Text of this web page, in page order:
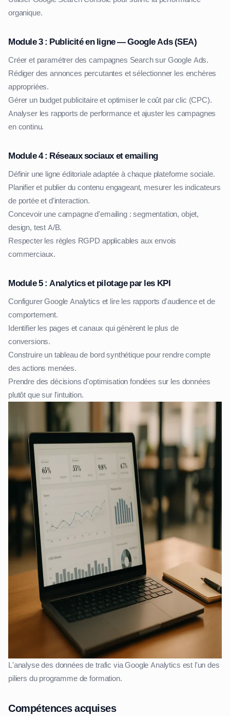
organique.
Module 3 : Publicité en ligne — Google Ads (SEA)
Créer et paramétrer des campagnes Search sur Google Ads.
Rédiger des annonces percutantes et sélectionner les enchères
appropriées.
Gérer un budget publicitaire et optimiser le coût par clic (CPC).
Analyser les rapports de performance et ajuster les campagnes
en continu.
Module 4 : Réseaux sociaux et emailing
Définir une ligne éditoriale adaptée à chaque plateforme sociale.
Planifier et publier du contenu engageant, mesurer les indicateurs
de portée et d'interaction.
Concevoir une campagne d'emailing : segmentation, objet,
design, test A/B.
Respecter les règles RGPD applicables aux envois
commerciaux.
Module 5 : Analytics et pilotage par les KPI
Configurer Google Analytics et lire les rapports d'audience et de
comportement.
Identifier les pages et canaux qui génèrent le plus de
conversions.
Construire un tableau de bord synthétique pour rendre compte
des actions menées.
Prendre des décisions d'optimisation fondées sur les données
plutôt que sur l'intuition.
L'analyse des données de trafic via Google Analytics est l'un des
piliers du programme de formation.
Compétences acquises